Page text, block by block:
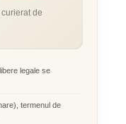
de
legale se
termenul de